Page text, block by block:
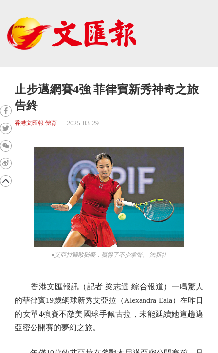
止步邁網賽4強 菲律賓新秀神奇之旅
告終
香港文匯報 體育 2025-03-29
●艾亞拉雖敗猶榮，贏得了不少掌聲。 法新社
香港文匯報訊（記者 梁志達 綜合報道）一鳴驚人
的菲律賓19歲網球新秀艾亞拉（Alexandra Eala）在昨日
的女單4強賽不敵美國球手佩古拉，未能延續她這趟邁
亞密公開賽的夢幻之旅。